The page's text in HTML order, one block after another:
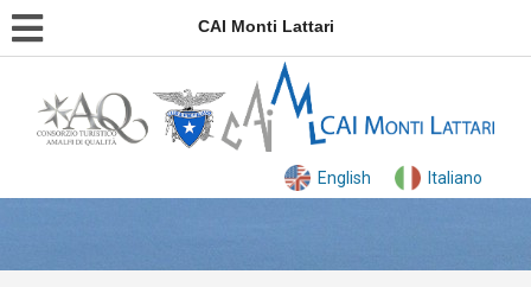
CAI Monti Lattari
English Italiano